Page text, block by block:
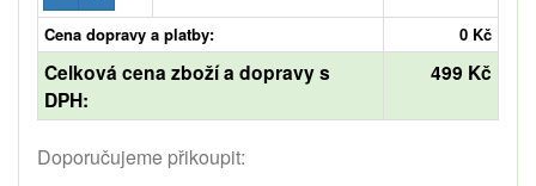
Cena dopravy a platby: 0 Kč
Celková cena zboží a dopravy s
DPH:
499 Kč
Doporučujeme přikoupit: